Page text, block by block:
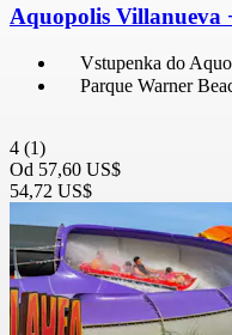
Aquopolis Villanueva
Vstupenka do
Parque Warner
4 (1)
Od 57,60 US$
54,72 US$